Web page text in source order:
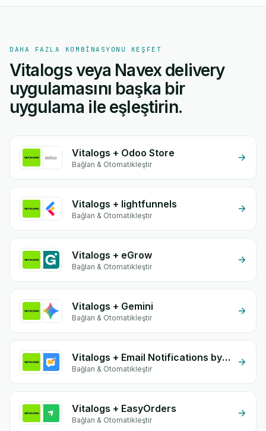
DAHA FAZLA KOMBINASYONU KEŞFET
Vitalogs veya Navex delivery
uygulamasını başka bir
uygulama ile eşleştirin.
Vitalogs + Odoo Store
Bağlan & Otomatikleştir
Vitalogs + lightfunnels
Bağlan & Otomatikleştir
Vitalogs + eGrow
Bağlan & Otomatikleştir
Vitalogs + Gemini
Bağlan & Otomatikleştir
Vitalogs + Email Notifications by eGrow
Bağlan & Otomatikleştir
Vitalogs + EasyOrders
Bağlan & Otomatikleştir